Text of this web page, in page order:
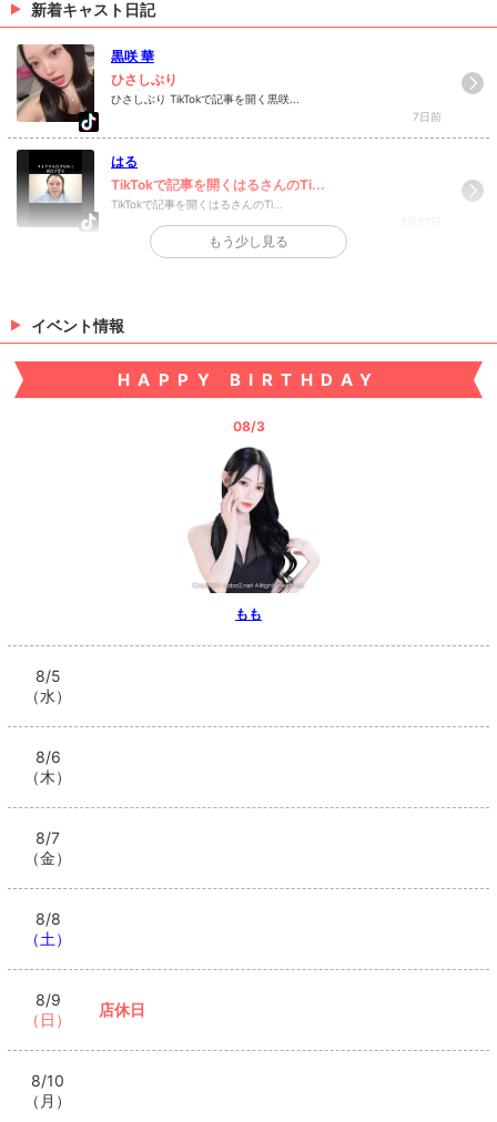
まひろさんのお写真更新しました(*´ω｀) まひろさんの
（06/10 17:00）
新着キャスト日記
黒咲 華
ひさしぶり
ひさしぶり TikTokで記事を開く黒咲...
7日前
はる
TikTokで記事を開くはるさんのTi...
TikTokで記事を開くはるさんのTi...
もう少し見る
イベント情報
HAPPY BIRTHDAY
08/3
もも
8/5
（水）
8/6
（木）
8/7
（金）
8/8
（土）
8/9
（日）
店休日
8/10
（月）